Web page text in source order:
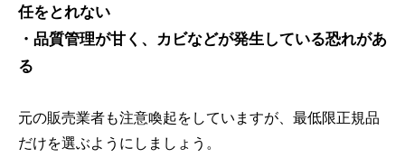
任をとれない
・品質管理が甘く、カビなどが発生している恐れがあ
る
元の販売業者も注意喚起をしていますが、最低限正規品
だけを選ぶようにしましょう。